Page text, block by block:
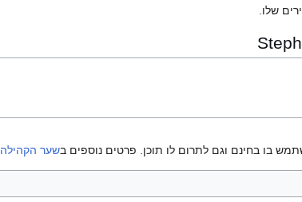
שלו.
בו בחינם וגם לתרום לו תוכן. פרטים נוספים בשער הקהילה